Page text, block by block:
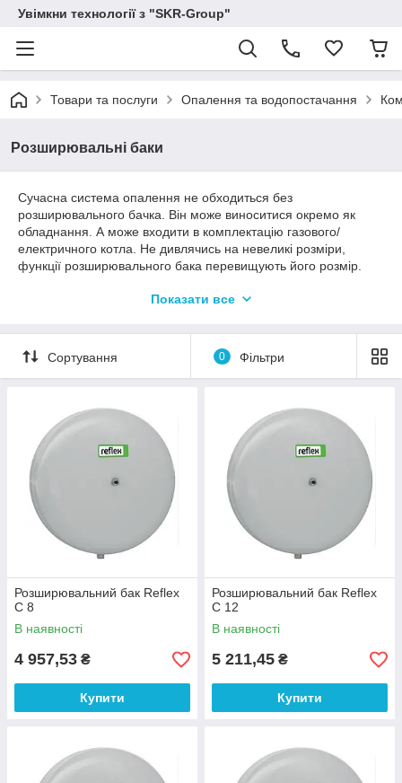
Увімкни технології з "SKR-Group"
Товари та послуги Опалення та водопостачання
Розширювальні баки
Сучасна система опалення не обходиться без
розширювального бачка. Він може виноситися окремо як
обладнання. А може входити в комплектацію газового/
електричного котла. Не дивлячись на невеликі розміри,
функції розширювального бака перевищують його розмір.
обмежує перепади тиску в певному діапазоні
не дає падати тиску в пікових точках системи, щоб не
утворювався повітря в трубопроводі;
не дає закипати теплоносію і переходити в
пароподібний стан (при підключенні сонячних
геліосистем всесезонного використання і критичний
нагрів води в системі, понад 100 град.);
не дає утворюватися бульбашок повітря в
циркуляційному насосі і фітингу;
компенсація обсягу рахунок збільшення температури
теплоносія.
Показати все
Сортування 0 Фільтри
Розширювальний бак Reflex
C 8
В наявності
4 957,53 ₴
Купити
Розширювальний бак Reflex
C 12
В наявності
5 211,45 ₴
Купити